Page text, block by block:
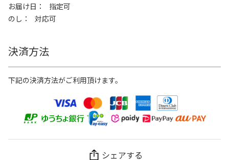
お届け日
指定可
のし
対応可
決済方法
下記の決済方法がご利用頂けます。
シェアする